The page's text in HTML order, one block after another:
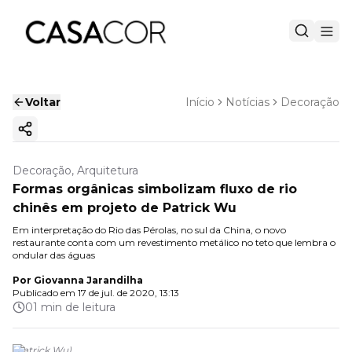
Voltar Início Notícias Decoração
Copiar link
Decoração, Arquitetura
Formas orgânicas simbolizam fluxo de rio
chinês em projeto de Patrick Wu
Em interpretação do Rio das Pérolas, no sul da China, o novo
restaurante conta com um revestimento metálico no teto que lembra o
ondular das águas
Por Giovanna Jarandilha
Publicado em 17 de jul. de 2020, 13:13
01 min de leitura